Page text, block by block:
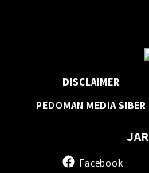
DISCLAIMER
PEDOMAN MEDIA SIBER
Facebook